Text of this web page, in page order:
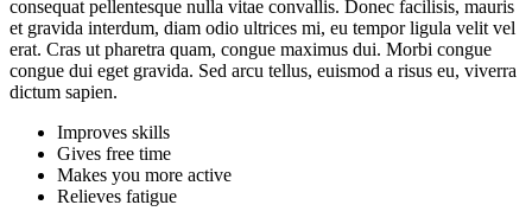
consequat pellentesque nulla vitae convallis. Donec facilisis, mauris
et gravida interdum, diam odio ultrices mi, eu tempor ligula velit vel
erat. Cras ut pharetra quam, congue maximus dui. Morbi congue
congue dui eget gravida. Sed arcu tellus, euismod a risus eu, viverra
dictum sapien.
Improves skills
Gives free time
Makes you more active
Relieves fatigue